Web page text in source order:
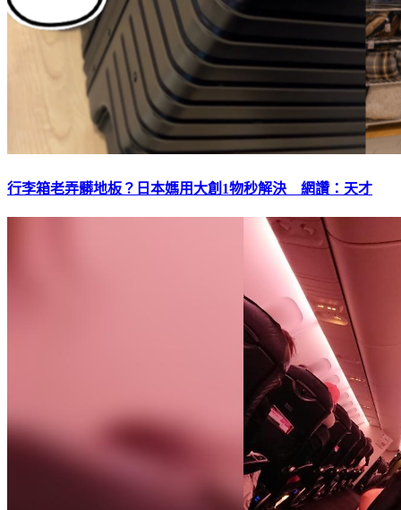
行李箱老弄髒地板？日本媽用大創1物秒解決 網讚：天才